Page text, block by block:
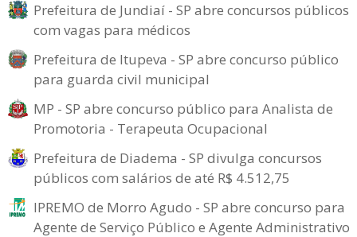
Prefeitura de Jundiaí - SP abre concursos públicos
com vagas para médicos
Prefeitura de Itupeva - SP abre concurso público
para guarda civil municipal
MP - SP abre concurso público para Analista de
Promotoria - Terapeuta Ocupacional
Prefeitura de Diadema - SP divulga concursos
públicos com salários de até R$ 4.512,75
IPREMO de Morro Agudo - SP abre concurso para
Agente de Serviço Público e Agente Administrativo